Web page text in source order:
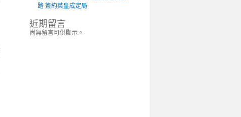
路 簽約英皇成定局
近期留言
尚無留言可供顯示。